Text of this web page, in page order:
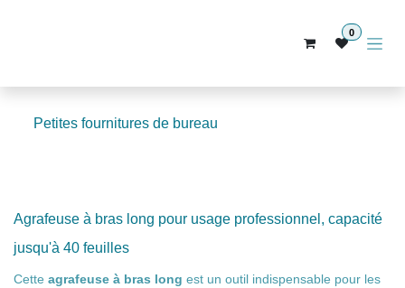
0
Petites fournitures de bureau
Agrafeuse à bras long pour usage professionnel,
capacité jusqu'à 40 feuilles
Cetteagrafeuse à bras longest un outil indispensable